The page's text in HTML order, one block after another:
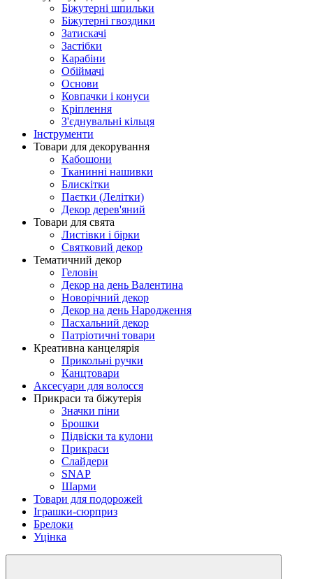
Біжутерні шпильки
Біжутерні гвоздики
Затискачі
Застібки
Карабіни
Обіймачі
Основи
Ковпачки і конуси
Кріплення
З'єднувальні кільця
Інструменти
Товари для декорування
Кабошони
Тканинні нашивки
Блискітки
Паєтки (Лелітки)
Декор дерев'яний
Товари для свята
Листівки і бірки
Святковий декор
Тематичний декор
Геловін
Декор на день Валентина
Новорічний декор
Декор на день Народження
Пасхальний декор
Патріотичні товари
Креативна канцелярія
Прикольні ручки
Канцтовари
Аксесуари для волосся
Прикраси та біжутерія
Значки піни
Брошки
Підвіски та кулони
Прикраси
Слайдери
SNAP
Шарми
Товари для подорожей
Іграшки-сюрприз
Брелоки
Уцінка